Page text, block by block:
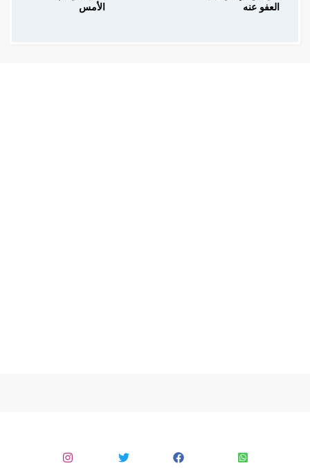
العفو عنه
الأمس